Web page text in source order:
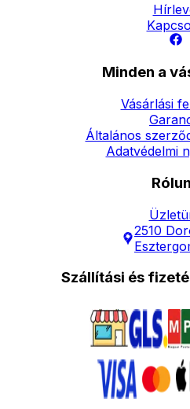
Minden a
Vásárlási
Általános
Adatvédelmi
2510
Szállítási és